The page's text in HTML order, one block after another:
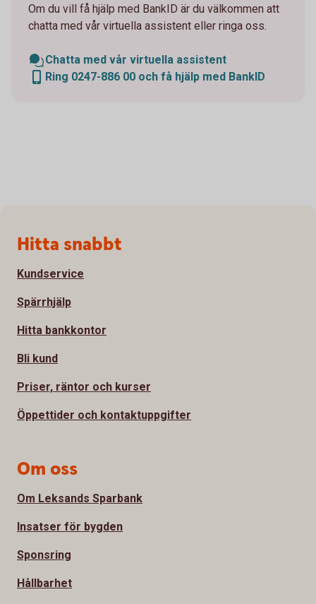
Om du vill få hjälp med BankID är du välkommen att
chatta med vår virtuella assistent eller ringa oss.
Chatta med vår virtuella assistent
Ring 0247-886 00 och få hjälp med BankID
Sidfot
Hitta snabbt
Kundservice
Spärrhjälp
Hitta bankkontor
Bli kund
Priser, räntor och kurser
Öppettider och kontaktuppgifter
Om oss
Om Leksands Sparbank
Insatser för bygden
Sponsring
Hållbarhet